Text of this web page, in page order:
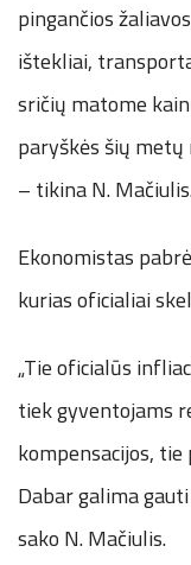
pingančios
ištekliai,
sričių matome
paryškės šių metų
– tikina N.
Ekonomistas
kurias oficialiai
„Tie oficialūs
tiek gyventojams
kompensacijos,
Dabar galima
sako N. Mačiulis.